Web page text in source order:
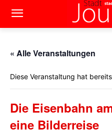
« Alle Veranstaltungen
Diese Veranstaltung hat
Die Eisenbahn
eine Bilderreise